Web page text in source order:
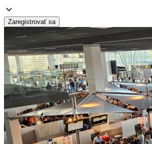
Zaregistrovať sa